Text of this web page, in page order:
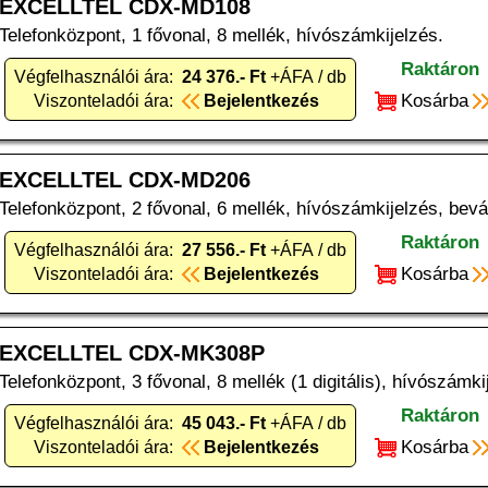
EXCELLTEL CDX-MD108
Telefonközpont, 1 fővonal, 8 mellék, hívószámkijelzés.
Végfelhasználói ára: 24 376.- Ft +ÁFA / db
Viszonteladói ára:
Bejelentkezés
Raktáron
Kosárba
EXCELLTEL CDX-MD206
Telefonközpont, 2 fővonal, 6 mellék, hívószámkijelzés,
Végfelhasználói ára: 27 556.- Ft +ÁFA / db
Viszonteladói ára:
Bejelentkezés
Raktáron
Kosárba
EXCELLTEL CDX-MK308P
Telefonközpont, 3 fővonal, 8 mellék (1 digitális),
Végfelhasználói ára: 45 043.- Ft +ÁFA / db
Viszonteladói ára:
Bejelentkezés
Raktáron
Kosárba